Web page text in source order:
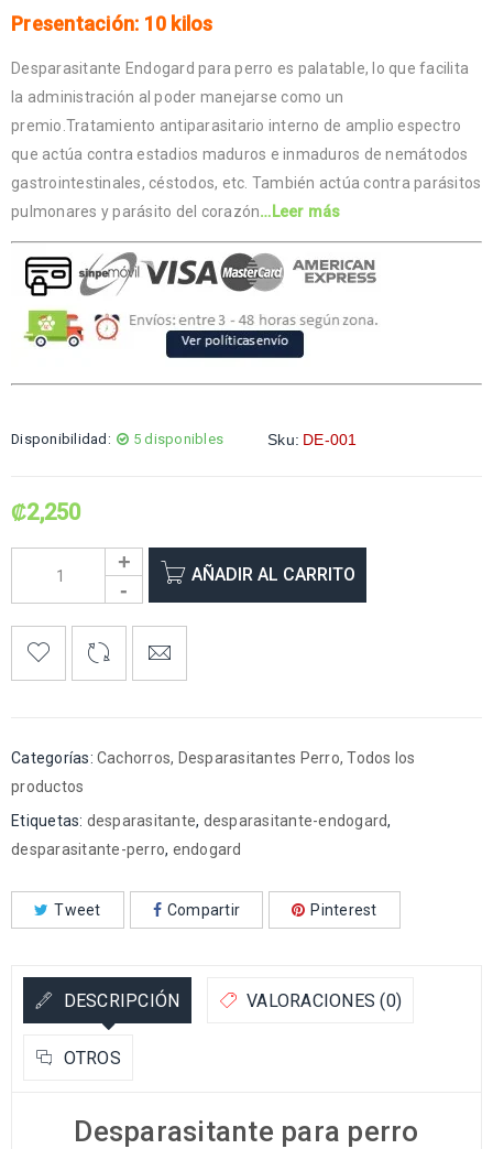
Presentación: 10 kilos
Desparasitante Endogard para perro es palatable, lo que facilita
la administración al poder manejarse como un
premio.Tratamiento antiparasitario interno de amplio espectro
que actúa contra estadios maduros e inmaduros de nemátodos
gastrointestinales, céstodos, etc. También actúa contra parásitos
pulmonares y parásito del corazón…Leer más
Disponibilidad: 5 disponibles Sku: DE-001
₡2,250
AÑADIR AL CARRITO
Categorías: Cachorros, Desparasitantes Perro,Todos los
productos
Etiquetas: desparasitante, desparasitante-endogard,
desparasitante-perro, endogard
Tweet Compartir Pinterest
DESCRIPCIÓN VALORACIONES (0)
OTROS
Desparasitante para perro